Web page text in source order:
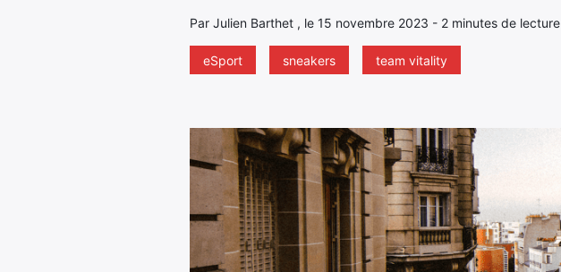
Par Julien Barthet , le 15 novembre 2023 - 2 minutes de lecture
eSport sneakers team vitality